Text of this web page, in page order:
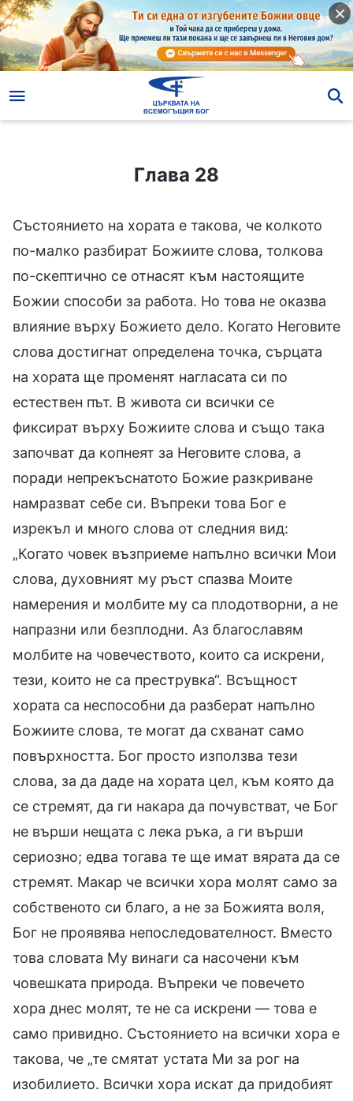
Глава 28
Състоянието на хората е такова, че колкото
по-малко разбират Божиите слова, толкова
по-скептично се отнасят към настоящите
Божии способи за работа. Но това не оказва
влияние върху Божието дело. Когато Неговите
слова достигнат определена точка, сърцата
на хората ще променят нагласата си по
естествен път. В живота си всички се
фиксират върху Божиите слова и също така
започват да копнеят за Неговите слова, а
поради непрекъснатото Божие разкриване
намразват себе си. Въпреки това Бог е
изрекъл и много слова от следния вид:
„Когато човек възприеме напълно всички Мои
слова, духовният му ръст спазва Моите
намерения и молбите му са плодотворни, а не
напразни или безплодни. Аз благославям
молбите на човечеството, които са искрени,
тези, които не са преструвка“. Всъщност
хората са неспособни да разберат напълно
Божиите слова, те могат да схванат само
повърхността. Бог просто използва тези
слова, за да даде на хората цел, към която да
се стремят, да ги накара да почувстват, че Бог
не върши нещата с лека ръка, а ги върши
сериозно; едва тогава те ще имат вярата да се
стремят. Макар че всички хора молят само за
собственото си благо, а не за Божията воля,
Бог не проявява непоследователност. Вместо
това словата Му винаги са насочени към
човешката природа. Въпреки че повечето
хора днес молят, те не са искрени — това е
само привидно. Състоянието на всички хора е
такова, че „те смятат устата Ми за рог на
изобилието. Всички хора искат да придобият